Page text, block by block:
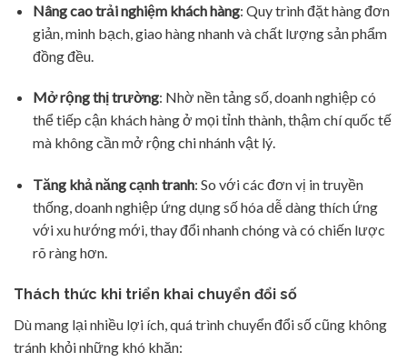
Nâng cao trải nghiệm khách hàng: Quy trình đặt hàng đơn
giản, minh bạch, giao hàng nhanh và chất lượng sản phẩm
đồng đều.
Mở rộng thị trường: Nhờ nền tảng số, doanh nghiệp có
thể tiếp cận khách hàng ở mọi tỉnh thành, thậm chí quốc tế
mà không cần mở rộng chi nhánh vật lý.
Tăng khả năng cạnh tranh: So với các đơn vị in truyền
thống, doanh nghiệp ứng dụng số hóa dễ dàng thích ứng
với xu hướng mới, thay đổi nhanh chóng và có chiến lược
rõ ràng hơn.
Thách thức khi triển khai chuyển đổi số
Dù mang lại nhiều lợi ích, quá trình chuyển đổi số cũng không
tránh khỏi những khó khăn: